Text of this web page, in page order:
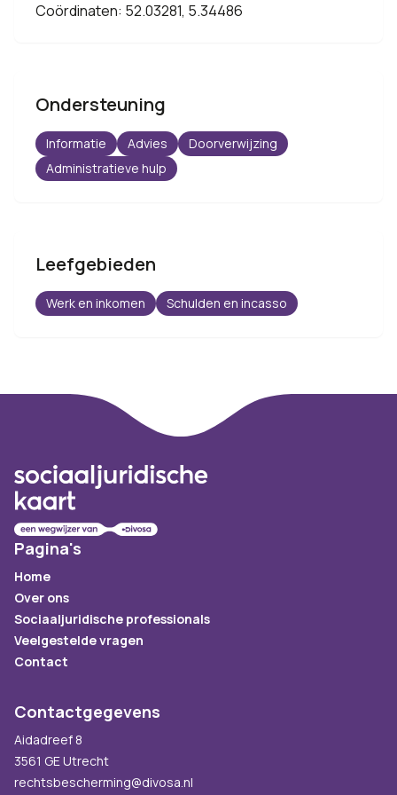
Coördinaten: 52.03281, 5.34486
Ondersteuning
Informatie Advies
Doorverwijzing
Administratieve hulp
Leefgebieden
Werk en inkomen Schulden en incasso
Pagina's
Home
Over ons
Sociaaljuridische professionals
Veelgestelde vragen
Contact
Contactgegevens
Aidadreef 8
3561 GE Utrecht
rechtsbescherming@divosa.nl